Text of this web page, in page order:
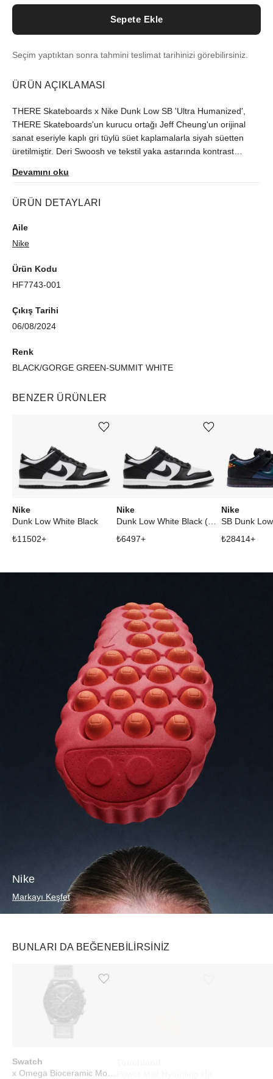
Sepete Ekle
Seçim yaptıktan sonra tahmini teslimat tarihinizi görebilirsiniz.
ÜRÜN AÇIKLAMASI
THERE Skateboards x Nike Dunk Low SB 'Ultra Humanized',
THERE Skateboards'un kurucu ortağı Jeff Cheung'un orijinal
sanat eseriyle kaplı gri tüylü süet kaplamalarla siyah süetten
üretilmiştir. Deri Swoosh ve tekstil yaka astarında kontrast
etiketini ve arka tırnağı süslerken, özel bağcık mücevherleri
duvar yapısıyla inşa edilen ve Gorge Green kauçuk dış tabanla
Devamını oku
ÜRÜN DETAYLARI
Aile
Nike
Ürün Kodu
HF7743-001
Çıkış Tarihi
06/08/2024
Renk
BLACK/GORGE GREEN-SUMMIT WHITE
BENZER ÜRÜNLER
Nike
Dunk Low White Black
₺11502+
Ürünü istek listesine ekle veya listeden çıkar
Nike
₺6497+
Ürünü istek listesine ekle veya listeden çıkar
Nike
₺28414+
Nike
Markayı Keşfet
BUNLARI DA BEĞENEBILIRSINIZ
Swatch
Ürünü istek listesine ekle veya listeden çıkar